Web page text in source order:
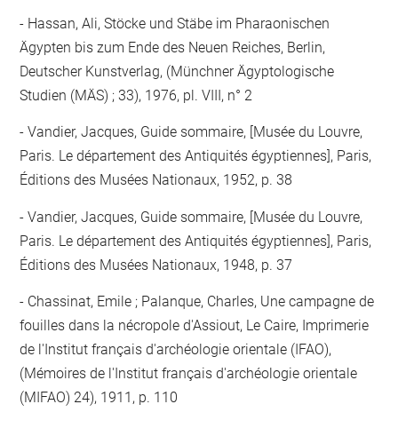
Hassan, Ali, Stöcke und Stäbe im Pharaonischen
Ägypten bis zum Ende des Neuen Reiches, Berlin,
Deutscher Kunstverlag, (Münchner Ägyptologische
Studien (MÄS) ; 33), 1976, pl. VIII, n° 2
Vandier, Jacques, Guide sommaire, [Musée du Louvre,
Paris. Le département des Antiquités égyptiennes], Paris,
Éditions des Musées Nationaux, 1952, p. 38
Vandier, Jacques, Guide sommaire, [Musée du Louvre,
Paris. Le département des Antiquités égyptiennes], Paris,
Éditions des Musées Nationaux, 1948, p. 37
Chassinat, Emile ; Palanque, Charles, Une campagne de
fouilles dans la nécropole d'Assiout, Le Caire, Imprimerie
de l'Institut français d'archéologie orientale (IFAO),
(Mémoires de l'Institut français d'archéologie orientale
(MIFAO) 24), 1911, p. 110